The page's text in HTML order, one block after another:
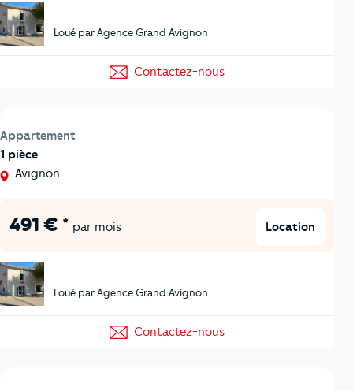
Loué par Agence Grand Avignon
Contactez-nous
Appartement
1 pièce
Avignon
491 € * par mois Location
Loué par Agence Grand Avignon
Contactez-nous